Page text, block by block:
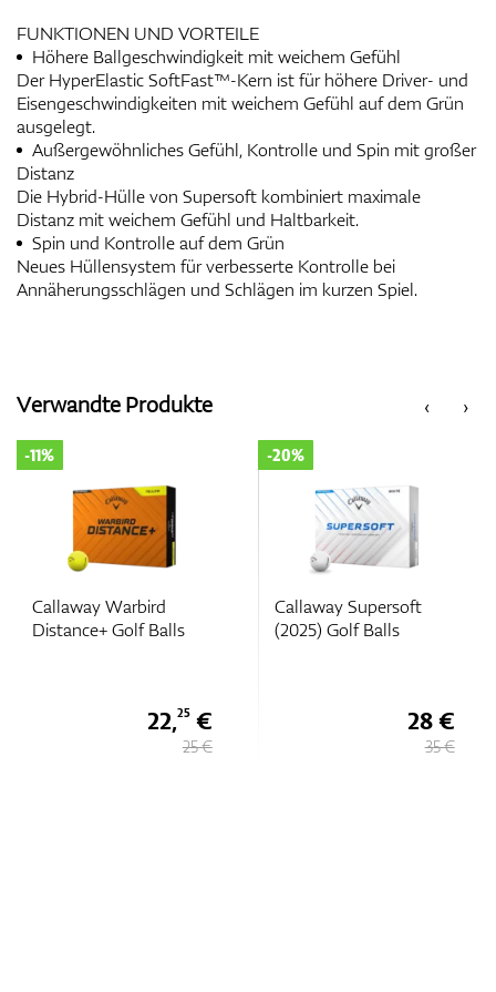
FUNKTIONEN UND VORTEILE
Höhere Ballgeschwindigkeit mit weichem Gefühl
Der HyperElastic SoftFast™-Kern ist für höhere Driver- und
Eisengeschwindigkeiten mit weichem Gefühl auf dem Grün
ausgelegt.
Außergewöhnliches Gefühl, Kontrolle und Spin mit großer
Distanz
Die Hybrid-Hülle von Supersoft kombiniert maximale
Distanz mit weichem Gefühl und Haltbarkeit.
Spin und Kontrolle auf dem Grün
Neues Hüllensystem für verbesserte Kontrolle bei
Annäherungsschlägen und Schlägen im kurzen Spiel.
‹
Verwandte Produkte ›
Callaway Warbird
Distance+ Golf Balls
-11%
22,25€
25 €
Callaway Supersoft
(2025) Golf Balls
-20%
28 €
35 €